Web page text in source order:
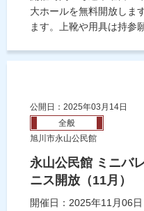
大ホールを無料開放しま
ます。上靴や用具は持参
公開日：2025年03月14日
全般
旭川市永山公民館
永山公民館 ミニバ
ニス開放（11月）
開催日：2025年11月06日